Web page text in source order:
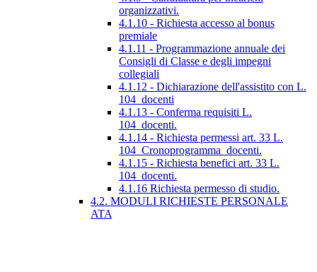
organizzativi.
4.1.10 - Richiesta accesso al bonus
premiale
4.1.11 - Programmazione annuale dei
Consigli di Classe e degli impegni
collegiali
4.1.12 - Dichiarazione dell'assistito con L.
104_docenti
4.1.13 - Conferma requisiti L.
104_docenti.
4.1.14 - Richiesta permessi art. 33 L.
104_Cronoprogramma_docenti.
4.1.15 - Richiesta benefici art. 33 L.
104_docenti.
4.1.16 Richiesta permesso di studio.
4.2. MODULI RICHIESTE PERSONALE
ATA